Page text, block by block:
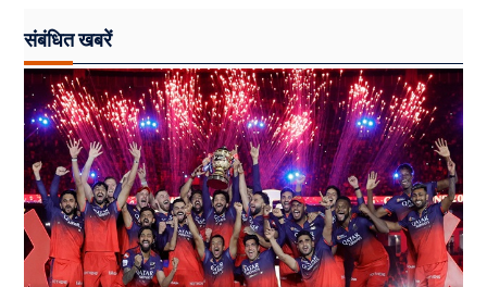
संबंधित खबरें